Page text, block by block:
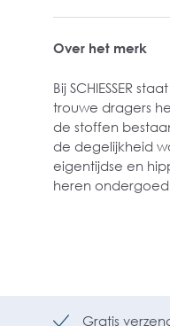
Over het merk
Bij SCHIESSER
trouwe dragers
de stoffen
de degelijkheid
eigentijdse en
heren
Gratis